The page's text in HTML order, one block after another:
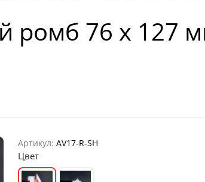
ромб 76 х 127
Артикул: AV17-R-SH
Цвет